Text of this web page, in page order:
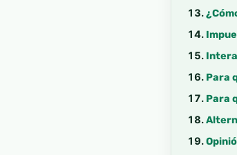
Para
Para